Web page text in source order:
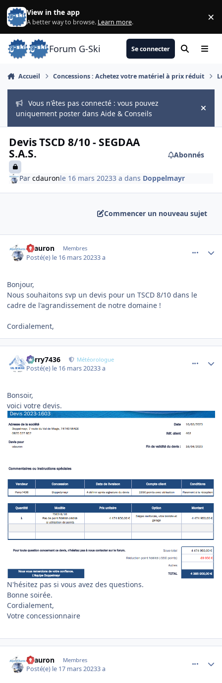
Aller au contenu
View in the app
A better way to browse. Learn more. ×
Forum G-Ski Se connecter Rechercher
Menu
Accueil Concessions : Achetez votre matériel à prix réduit
Vous n'êtes pas connecté : vous pouvez
uniquement poster dans Aide & Conseils
Hide
Devis TSCD 8/10 - SEGDAA
S.A.S.
Abonnés
Parcdauronle 16 mars 20233 a dans Doppelmayr
Commencer un nouveau sujet
cdauron Membres
Posté(e) le 16 mars 20233 a
Bonjour,
Nous souhaitons svp un devis pour un TSCD 8/10 dans le
cadre de l'agrandissement de notre domaine !
Cordialement,
Perry7436 Météorologue
Posté(e) le 16 mars 20233 a
Bonsoir,
voici votre devis.
N'hésitez pas si vous avez des questions.
Bonne soirée.
Cordialement,
Votre concessionnaire
cdauron Membres
Posté(e) le 17 mars 20233 a